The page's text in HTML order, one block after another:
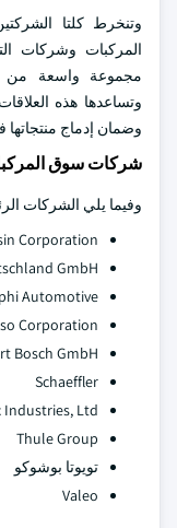
وتنخرط كلتا
المركبات وشركات
مجموعة واسعة من
وتساعدها هذه
وضمان إدماج
شركات سوق
وفيما يلي الشركات
Corporation
GmbH
Automotive
Corporation
Bosch GmbH
Schaeffler
Ltd.
Thule Group
تويوتا بوشوكو
Valeo